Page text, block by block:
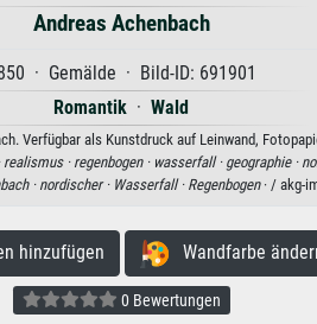
Andreas Achenbach
· Gemälde · Bild-ID: 691901
Romantik · Wald
Verfügbar als Kunstdruck auf Leinwand,
realismus · regenbogen · wasserfall · geographie ·
·nordischer · Wasserfall · Regenbogen· / akg-
hinzufügen Wandfarbe
0 Bewertungen